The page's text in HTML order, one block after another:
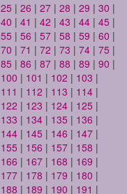
25 | 26 | 27 | 28 | 29 | 30 |
40 | 41 | 42 | 43 | 44 | 45 |
55 | 56 | 57 | 58 | 59 | 60 |
70 | 71 | 72 | 73 | 74 | 75 |
85 | 86 | 87 | 88 | 89 | 90 |
100 | 101 | 102 | 103 |
111 | 112 | 113 | 114 |
122 | 123 | 124 | 125 |
133 | 134 | 135 | 136 |
144 | 145 | 146 | 147 |
155 | 156 | 157 | 158 |
166 | 167 | 168 | 169 |
177 | 178 | 179 | 180 |
188 | 189 | 190 | 191 |